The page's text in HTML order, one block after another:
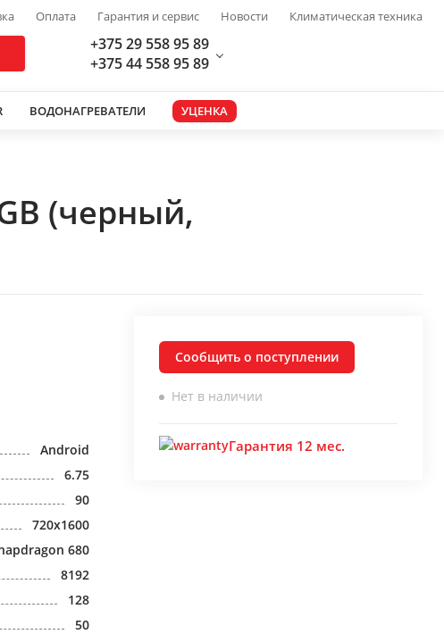
Оплата Гарантия и сервис Новости Климатическая техника
+375 29 558 95 89
+375 44 558 95 89
ВОДОНАГРЕВАТЕЛИ УЦЕНКА
(черный,
Android
6.75
90
720x1600
680
8192
128
50
Сообщить о поступлении
Нет в наличии
Гарантия 12 мес.